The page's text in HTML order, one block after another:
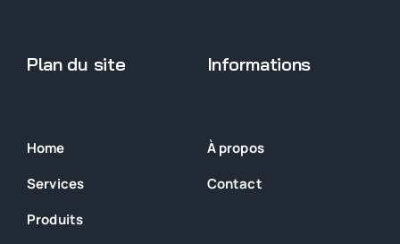
Plan du site
Home
Services
Produits
Informations
À propos
Contact